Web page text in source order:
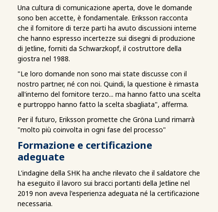
Una cultura di comunicazione aperta, dove le domande
sono ben accette, è fondamentale. Eriksson racconta
che il fornitore di terze parti ha avuto discussioni interne
che hanno espresso incertezze sui disegni di produzione
di Jetline, forniti da Schwarzkopf, il costruttore della
giostra nel 1988.
"Le loro domande non sono mai state discusse con il
nostro partner, né con noi. Quindi, la questione è rimasta
all'interno del fornitore terzo... ma hanno fatto una scelta
e purtroppo hanno fatto la scelta sbagliata", afferma.
Per il futuro, Eriksson promette che Gröna Lund rimarrà
"molto più coinvolta in ogni fase del processo"
Formazione e certificazione
adeguate
L'indagine della SHK ha anche rilevato che il saldatore che
ha eseguito il lavoro sui bracci portanti della Jetline nel
2019 non aveva l'esperienza adeguata né la certificazione
necessaria.